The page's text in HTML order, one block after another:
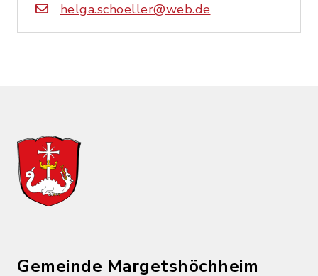
helga.schoeller@web.de
Gemeinde Margetshöchheim